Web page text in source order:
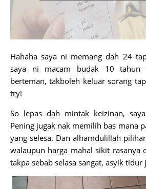
Hahaha saya ni memang dah 24
saya ni macam budak 10
berteman, takboleh keluar sorang
try!
So lepas dah mintak keizinan,
Pening jugak nak memilih bas mana
yang selesa. Dan alhamdulillah
walaupun harga mahal sikit rasanya
takpa sebab selasa sangat, asyik tidur